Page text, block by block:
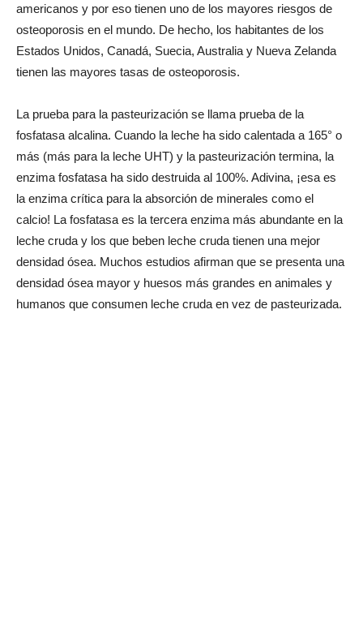
americanos y por eso tienen uno de los mayores riesgos de
osteoporosis en el mundo. De hecho, los habitantes de los
Estados Unidos, Canadá, Suecia, Australia y Nueva Zelanda
tienen las mayores tasas de osteoporosis.
La prueba para la pasteurización se llama prueba de la
fosfatasa alcalina. Cuando la leche ha sido calentada a 165° o
más (más para la leche UHT) y la pasteurización termina, la
enzima fosfatasa ha sido destruida al 100%. Adivina, ¡esa es
la enzima crítica para la absorción de minerales como el
calcio! La fosfatasa es la tercera enzima más abundante en la
leche cruda y los que beben leche cruda tienen una mejor
densidad ósea. Muchos estudios afirman que se presenta una
densidad ósea mayor y huesos más grandes en animales y
humanos que consumen leche cruda en vez de pasteurizada.